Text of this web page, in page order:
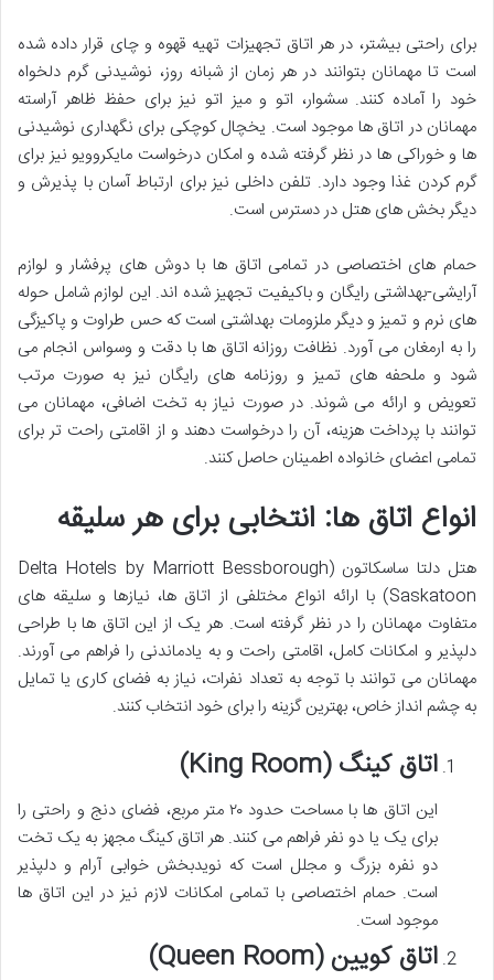
برای راحتی بیشتر، در هر اتاق تجهیزات تهیه قهوه و چای قرار داده شده
است تا مهمانان بتوانند در هر زمان از شبانه روز، نوشیدنی گرم دلخواه
خود را آماده کنند. سشوار، اتو و میز اتو نیز برای حفظ ظاهر آراسته
مهمانان در اتاق ها موجود است. یخچال کوچکی برای نگهداری نوشیدنی
ها و خوراکی ها در نظر گرفته شده و امکان درخواست مایکروویو نیز برای
گرم کردن غذا وجود دارد. تلفن داخلی نیز برای ارتباط آسان با پذیرش و
دیگر بخش های هتل در دسترس است.
حمام های اختصاصی در تمامی اتاق ها با دوش های پرفشار و لوازم
آرایشی-بهداشتی رایگان و باکیفیت تجهیز شده اند. این لوازم شامل حوله
های نرم و تمیز و دیگر ملزومات بهداشتی است که حس طراوت و پاکیزگی
را به ارمغان می آورد. نظافت روزانه اتاق ها با دقت و وسواس انجام می
شود و ملحفه های تمیز و روزنامه های رایگان نیز به صورت مرتب
تعویض و ارائه می شوند. در صورت نیاز به تخت اضافی، مهمانان می
توانند با پرداخت هزینه، آن را درخواست دهند و از اقامتی راحت تر برای
تمامی اعضای خانواده اطمینان حاصل کنند.
انواع اتاق ها: انتخابی برای هر سلیقه
هتل دلتا ساسکاتون (Delta Hotels by Marriott Bessborough
Saskatoon) با ارائه انواع مختلفی از اتاق ها، نیازها و سلیقه های
متفاوت مهمانان را در نظر گرفته است. هر یک از این اتاق ها با طراحی
دلپذیر و امکانات کامل، اقامتی راحت و به یادماندنی را فراهم می آورند.
مهمانان می توانند با توجه به تعداد نفرات، نیاز به فضای کاری یا تمایل
به چشم انداز خاص، بهترین گزینه را برای خود انتخاب کنند.
اتاق کینگ (King Room)
این اتاق ها با مساحت حدود ۲۰ متر مربع، فضای دنج و راحتی را
برای یک یا دو نفر فراهم می کنند. هر اتاق کینگ مجهز به یک تخت
دو نفره بزرگ و مجلل است که نویدبخش خوابی آرام و دلپذیر
است. حمام اختصاصی با تمامی امکانات لازم نیز در این اتاق ها
موجود است.
اتاق کویین (Queen Room)